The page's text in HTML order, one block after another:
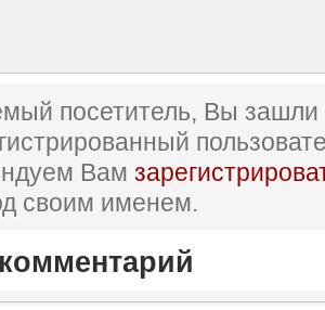
посетитель, Вы зашли
Вам
своим именем.